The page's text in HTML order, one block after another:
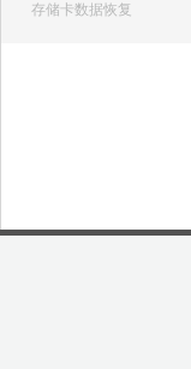
存储卡数据恢复